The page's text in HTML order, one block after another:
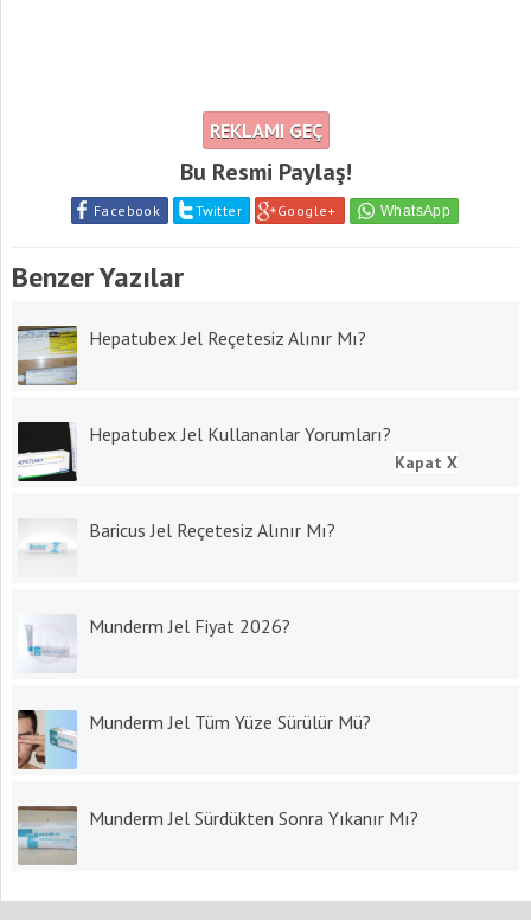
REKLAMI GEÇ
Bu Resmi Paylaş!
Facebook Twitter Google+
Benzer Yazılar
Hepatubex Jel Reçetesiz Alınır Mı?
Hepatubex Jel Kullananlar Yorumları?
Baricus Jel Reçetesiz Alınır Mı?
Munderm Jel Fiyat 2026?
Munderm Jel Tüm Yüze Sürülür Mü?
Munderm Jel Sürdükten Sonra Yıkanır Mı?
Kapat X